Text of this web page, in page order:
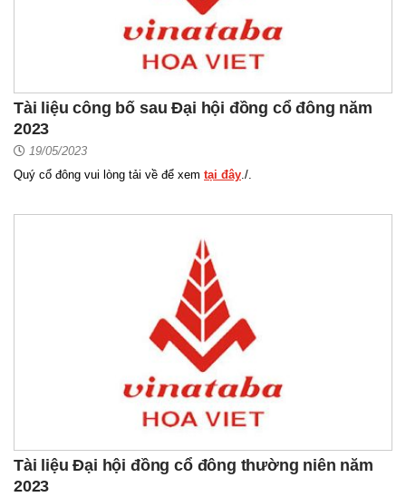
Tài liệu công bố sau Đại hội đồng cổ đông năm
2023
19/05/2023
Quý cổ đông vui lòng tải về để xem tại đây./.
Tài liệu Đại hội đồng cổ đông thường niên năm
2023